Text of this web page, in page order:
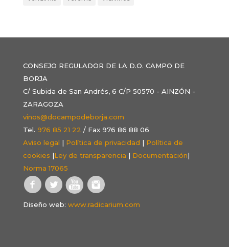
CONSEJO REGULADOR DE LA D.O. CAMPO DE
BORJA
C/ Subida de San Andrés, 6 C/P 50570 - AINZÓN -
ZARAGOZA
vinos@docampodeborja.com
Tel. 976 85 21 22 / Fax 976 86 88 06
Aviso legal | Política de privacidad | Política de
cookies |Ley de transparencia | Documentación|
Norma 17065
Diseño web: www.radicarium.com